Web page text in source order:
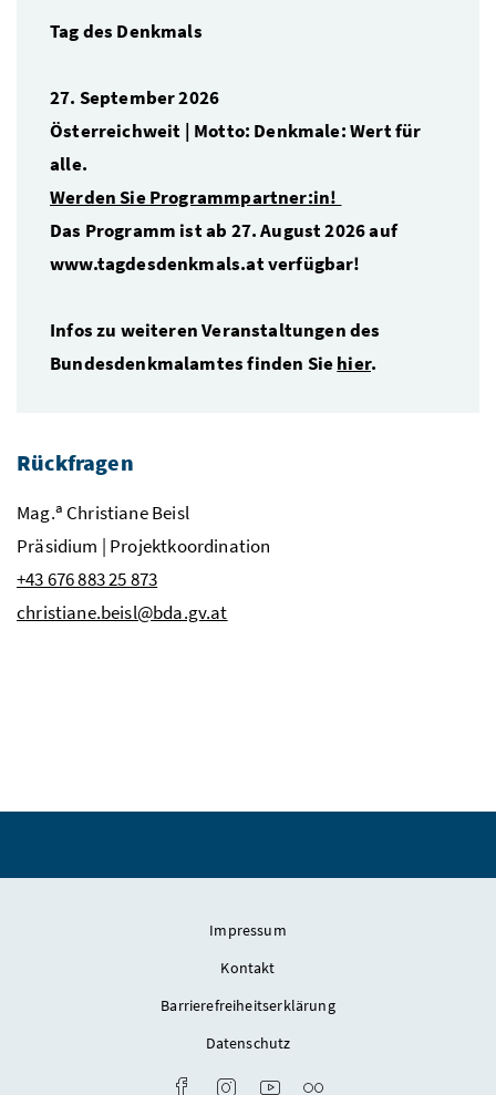
Tag des Denkmals
27. September 2026
Österreichweit | Motto: Denkmale: Wert für
alle.
Werden Sie Programmpartner:in!
Das Programm ist ab 27. August 2026 auf
www.tagdesdenkmals.at verfügbar!
Infos zu weiteren Veranstaltungen des
Bundesdenkmalamtes finden Siehier.
Rückfragen
Mag.a Christiane Beisl
Präsidium | Projektkoordination
+43 676 883 25 873
christiane.beisl@bda.gv.at
Impressum
Kontakt
Barrierefreiheitserklärung
Datenschutz
Link zum Facebook-Konto des
Link zum Instagram-Account des
Link zum Youtube-Kanal des